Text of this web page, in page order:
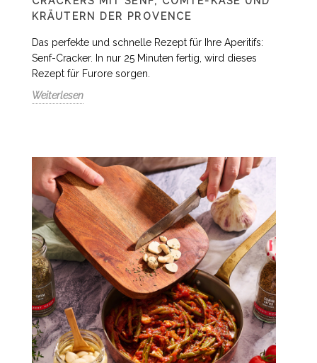
KRÄUTERN DER PROVENCE
Das perfekte und schnelle Rezept für Ihre Aperitifs:
Senf-Cracker. In nur 25 Minuten fertig, wird dieses
Rezept für Furore sorgen.
Weiterlesen